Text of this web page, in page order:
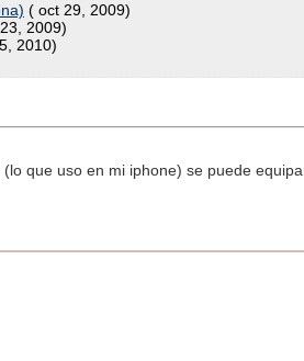
( oct 29, 2009)
2009)
2010)
que uso en mi iphone) se puede